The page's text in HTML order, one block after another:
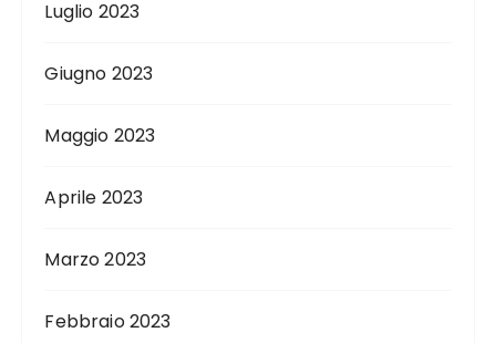
Luglio 2023
Giugno 2023
Maggio 2023
Aprile 2023
Marzo 2023
Febbraio 2023